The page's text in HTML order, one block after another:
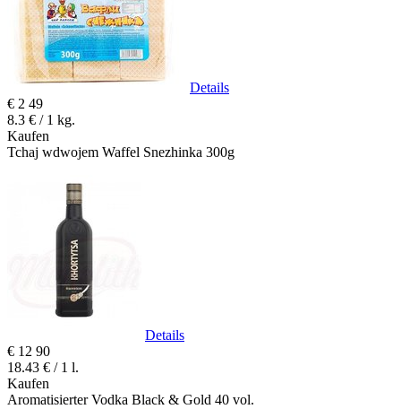
Details
€ 2 49
8.3 € / 1 kg.
Kaufen
Tchaj wdwojem Waffel Snezhinka 300g
Details
€ 12 90
18.43 € / 1 l.
Kaufen
Aromatisierter Vodka Black & Gold 40 vol.